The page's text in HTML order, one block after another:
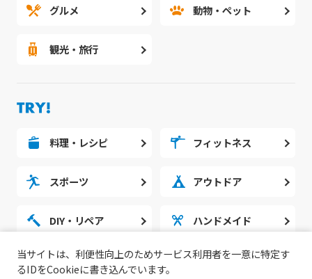
グルメ 動物・ペット
観光・旅行
料理・レシピ フィットネス
スポーツ アウトドア
DIY・リペア ハンドメイド
勉強・スタディ ノウハウ
当サイトは、利便性向上のためサービス利用者を一意に特定す
るIDをCookieに書き込んでいます。